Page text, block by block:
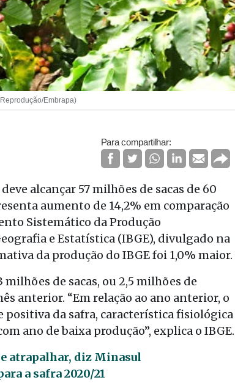
Embrapa)
Para compartilhar:
alcançar 57 milhões de sacas de 60
aumento de 14,2% em comparação
Sistemático da Produção
e Estatística (IBGE), divulgado na
da produção do IBGE foi 1,0% maior.
milhões de sacas, ou 2,5 milhões de
anterior. “Em relação ao ano anterior, o
positiva da safra, característica fisiológica
ano de baixa produção”, explica o IBGE.
atrapalhar, diz Minasul
a safra 2020/21